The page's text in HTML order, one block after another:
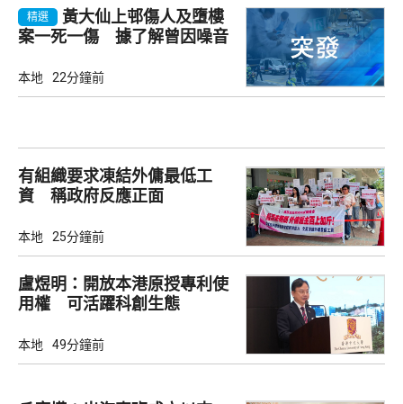
精選
黃大仙上邨傷人及墮樓
案一死一傷 據了解曾因噪音
本地 22分鐘前
有組織要求凍結外傭最低工
資 稱政府反應正面
本地 25分鐘前
盧煜明：開放本港原授專利使
用權 可活躍科創生態
本地 49分鐘前